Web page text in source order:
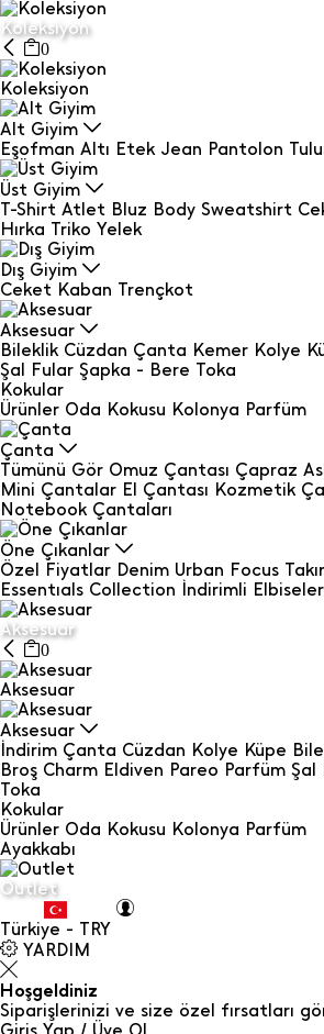
Koleksiyon
0
Koleksiyon
Alt Giyim
Eşofman Altı Etek Jean Pantolon
Üst Giyim
T-Shirt Atlet Bluz Body Sweatshirt
Hırka Triko Yelek
Dış Giyim
Ceket Kaban Trençkot
Aksesuar
Bileklik Cüzdan Çanta Kemer Kolye
Şal Fular Şapka - Bere Toka
Kokular
Ürünler Oda Kokusu Kolonya Parfüm
Çanta
Tümünü Gör Omuz Çantası Çapraz
Mini Çantalar El Çantası Kozmetik
Notebook Çantaları
Öne Çıkanlar
Özel Fiyatlar Denim Urban Focus
Essentıals Collection İndirimli Elbiseler
Aksesuar
0
Aksesuar
Aksesuar
İndirim Çanta Cüzdan Kolye Küpe
Broş Charm Eldiven Pareo Parfüm Şal
Toka
Kokular
Ürünler Oda Kokusu Kolonya Parfüm
Ayakkabı
Outlet
Türkiye - TRY
YARDIM
Hoşgeldiniz
Siparişlerinizi ve size özel fırsatları